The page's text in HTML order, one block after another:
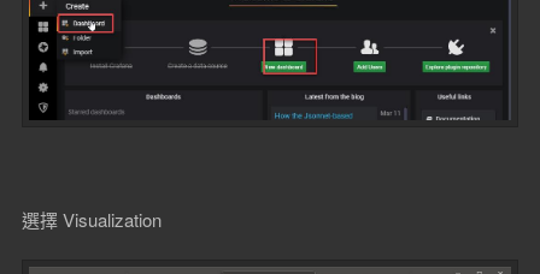
選擇 Visualization